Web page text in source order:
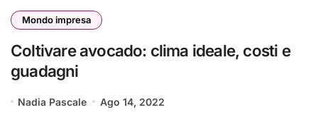
Mondo impresa
Coltivare avocado: clima ideale, costi e
guadagni
Nadia Pascale Ago 14, 2022